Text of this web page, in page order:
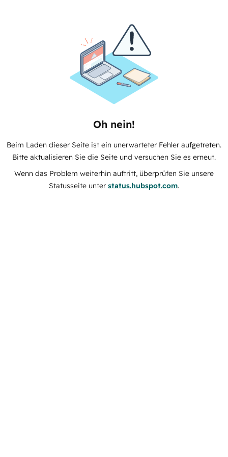
Oh nein!
Beim Laden dieser Seite ist ein unerwarteter Fehler aufgetreten.
Bitte aktualisieren Sie die Seite und versuchen Sie es erneut.
Wenn das Problem weiterhin auftritt, überprüfen Sie unsere
Statusseite unter status.hubspot.com.